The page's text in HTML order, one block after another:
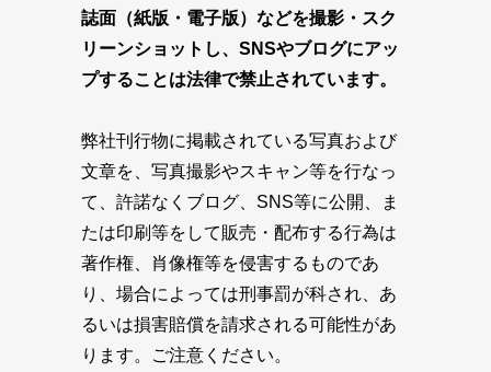
誌面（紙版・電子版）などを撮影・スク
リーンショットし、SNSやブログにアッ
プすることは法律で禁止されています。
弊社刊行物に掲載されている写真および
文章を、写真撮影やスキャン等を行なっ
て、許諾なくブログ、SNS等に公開、ま
たは印刷等をして販売・配布する行為は
著作権、肖像権等を侵害するものであ
り、場合によっては刑事罰が科され、あ
るいは損害賠償を請求される可能性があ
ります。ご注意ください。